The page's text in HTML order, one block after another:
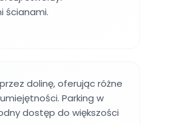
ścianami.
dolinę, oferując różne
Parking w
dostęp do większości